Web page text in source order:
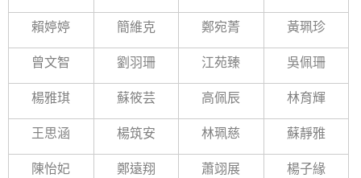
賴婷婷 簡維克 鄭宛菁 黃珮珍
曾文智 劉羽珊 江苑臻 吳佩珊
楊雅琪 蘇筱芸 高佩辰 林育輝
王思涵 楊筑安 林珮慈 蘇靜雅
陳怡妃 鄭遠翔 蕭翊展 楊子緣